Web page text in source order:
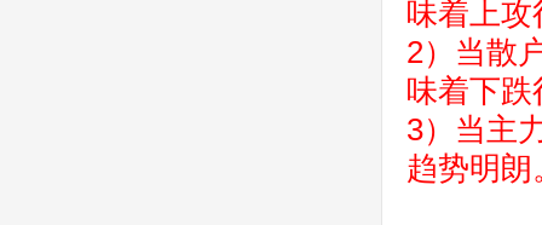
味着上
2）当散
味着下
3）当主
趋势明朗